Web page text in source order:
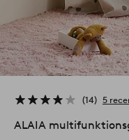
14 5
ALAIA